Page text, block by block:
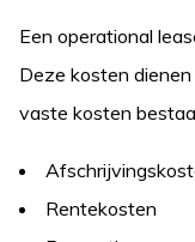
Een operational
Deze kosten
vaste kosten
Rentekosten